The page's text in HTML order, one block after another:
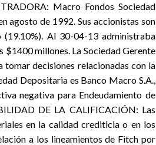
Macro Fondos Sociedad
agosto de 1992. Sus accionistas son
(19.10%). Al 30-04-13 administraba
millones. La Sociedad Gerente
tomar decisiones relacionadas con la
Depositaria es Banco Macro S.A.,
negativa para Endeudamiento de
DE LA CALIFICACIÓN: Las
en la calidad crediticia o en los
a los lineamientos de Fitch por